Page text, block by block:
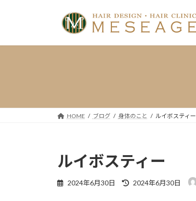
プ
動
HOME ブログ 身体のこと ルイボスティー
ルイボスティー
2024年6月30日
最
2024年6月30日